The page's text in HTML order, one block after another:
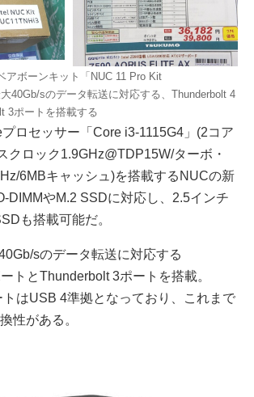
アボーンキット「NUC 11 Pro Kit
40Gb/sのデータ転送に対応する、Thunderbolt 4
3ポートを搭載する
ロセッサー「Core i3-1115G4」(2コア
クロック1.9GHz@TDP15W/ターボ・
6MBキャッシュ)を搭載するNUCの新
DIMMやM.2 SSDに対応し、2.5インチ
も搭載可能だ。
sのデータ転送に対応する
トとThunderbolt 3ポートを搭載。
はUSB 4準拠となっており、これまで
性がある。